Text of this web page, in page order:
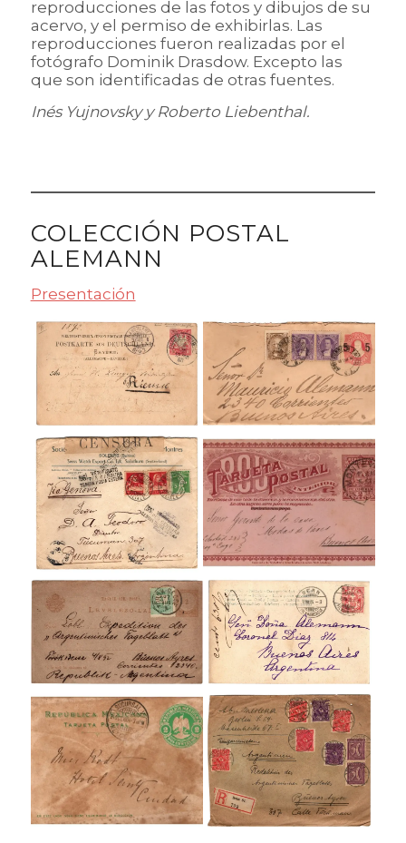
reproducciones de las fotos y dibujos de su
acervo, y el permiso de exhibirlas. Las
reproducciones fueron realizadas por el
fotógrafo Dominik Drasdow. Excepto las
que son identificadas de otras fuentes.
Inés Yujnovsky y Roberto Liebenthal.
COLECCIÓN POSTAL
ALEMANN
Presentación